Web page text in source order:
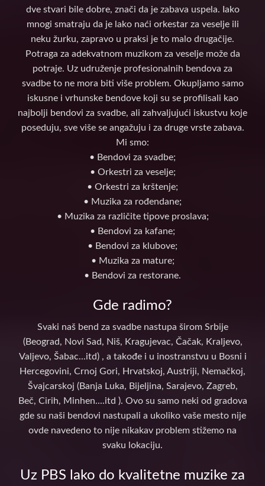
dve stvari bile dobre, znači da je zabava uspela. Iako
mnogi smatraju da je lako naći orkestar za veselje ili
neku žurku, zapravo u praksi je to malo drugačije.
Potraga za adekvatnom muzikom za veselje može da
potraje. Uz udruženje profesionalnih bendova za
svadbe to ne mora biti više problem. Okupljamo samo
iskusne i vrhunske bendove koji su se profilisali kao
najbolji bendovi za svadbe, ali zahvaljujući iskustvu koje
poseduju, sve više se angažuju i za druge vrste zabava.
Mi smo:
• Bendovi za svadbe;
• Orkestri za veselje;
• Orkestri za krštenje;
• Muzika za rođendane;
• Muzika za različite tipove proslava;
• Bendovi za kafane;
• Bendovi za klubove;
• Muzika za mature;
• Bendovi za restorane.
Gde radimo?
Svaki naš bend za svadbe nastupa širom Srbije
(Beograd, Novi Sad, Niš, Kragujevac, Čačak, Kraljevo,
Valjevo, Šabac...itd) , a takođe i u inostranstvu u Bosni i
Hercegovini, Crnoj Gori, Hrvatskoj, Austriji, Nemačkoj,
Švajcarskoj (Banja Luka, Bijeljina, Sarajevo, Zagreb,
Beč, Cirih, Minhen....itd ). Ovo su samo neki od gradova
gde su naši bendovi nastupali a ukoliko vaše mesto nije
ovde navedeno to nije nikakav problem stižemo na
svaku lokaciju.
Uz PBS lako do kvalitetne muzike za